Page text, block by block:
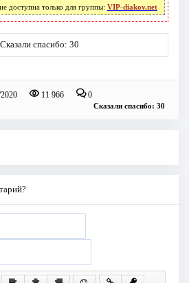
доступна только для группы: VIP-diakov.net
Сказали спасибо: 30
11 966 0
Сказали спасибо: 30